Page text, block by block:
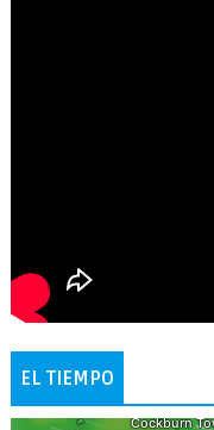
EL TIEMPO